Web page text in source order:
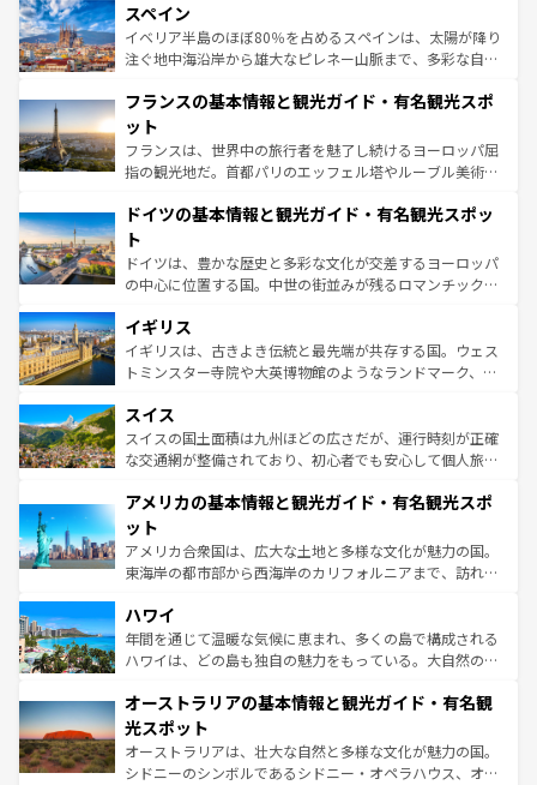
ろん、トスカーナの美しい田園風景やアマルフィ海岸の絶
景など、自然景観も見逃せない。観光の合間には、本場の
ピザやパスタなど、絶品のイタリア料理を堪能することも
ませてくれるイタリアで、忘れられない旅をしてみよう！
なお、新着のイタリア情報は
しい。
スペイン
イベリア半島のほぼ80％を占めるスペインは、太陽が降り
注ぐ地中海沿岸から雄大なピレネー山脈まで、多彩な自然
文化が根付くこの国では、情熱的なフラメンコ、熱気あふ
れる闘牛、そして美味しいタパスが生活の一部となってい
る。首都マドリードの洗練された雰囲気や、バルセロナの
アートに溢れた街角から、地方では古代ローマ遺跡や中世
せる。地方によって風土や気候が異なるスペインはその個
ンテンツ一覧 を参照してほしい。
フランスの基本情報と観光ガイド・有名観光スポ
ット
フランスは、世界中の旅行者を魅了し続けるヨーロッパ屈
指の観光地だ。首都パリのエッフェル塔やルーブル美術館
で、幅広い魅力が詰まっている。華麗な宮殿、歴史的な大
聖堂、美しいビーチ、そして豊かな自然が、訪れる者を心
から魅了する。また、フランスは美食の国としても知ら
れ、フランス料理はユネスコ無形文化遺産にも登録されて
香り高いラベンダー畑など、多彩な楽しみ方が可能だ。さ
らに、パリ以外の地域にも魅力が溢れており、どの街角に
も豊かな歴史と文化が息づいている。パリ以外の個性あふ
を参照してほしい。
ドイツの基本情報と観光ガイド・有名観光スポッ
ト
ドイツは、豊かな歴史と多彩な文化が交差するヨーロッパ
の中心に位置する国。中世の街並みが残るロマンチック街
顔を持つこの国は、どこを歩いても飽きることがない。ベ
ルリンの文化的活気、バイエルン州のアルプスの絶景、そ
してライン川沿いのワイン畑といった風景は必見。ビール
は、お酒好きな人にはぜひ体験してほしい。 なお、新着の
ドイツ情報はコンテンツ一覧を参照してほしい。
イギリス
イギリスは、古きよき伝統と最先端が共存する国。ウェス
トミンスター寺院や大英博物館のようなランドマーク、歴
リアごとに異なる魅力がある。また、優雅なアフタヌーン
ティー、ビール好きにはたまらない英国パブ、サッカー観
戦など、本場だからこそできる体験も豊富。イギリスを旅
ンツ一覧を参照してほしい。
スイス
スイスの国土面積は九州ほどの広さだが、運行時刻が正確
な交通網が整備されており、初心者でも安心して個人旅行
の建物がそのまま残る町や、スイスならではのユニークな
博物館もあり、アルプス観光だけでなく町歩きも満喫する
ことができる。国民の所得が高いため物価も高いが、旅行
者向けの交通パス提供のサービスもあり、うまく活用すれ
着のスイス情報は
アメリカの基本情報と観光ガイド・有名観光スポ
ット
アメリカ合衆国は、広大な土地と多様な文化が魅力の国。
東海岸の都市部から西海岸のカリフォルニアまで、訪れる
のような巨大都市は、観光、ショッピング、エンターテイ
ンメントが詰まった刺激的なスポットだ。一方、アメリカ
西部には大自然が広がり、グランドキャニオンやイエロー
部のニューオーリンズでは、音楽と美食が融合した独特の
文化が魅力。旅行者はアメリカの各地域で異なる魅力を楽
しみながら、その多様性と豊かな歴史を感じることができ
るだろう。車でのロードトリップや列車の旅も、アメリカ
ハワイ
年間を通じて温暖な気候に恵まれ、多くの島で構成される
ハワイは、どの島も独自の魅力をもっている。大自然の神
ワイ島は見逃せない。また、定番の観光地といえばオアフ
島だが、静かな自然を求めるならマウイ島やカウアイ島が
おすすめ。エメラルドグリーンに輝く海をはじめ、豊かな
文化や歴史が息づいている。「アロハスピリット」と呼ば
オーストラリアの基本情報と観光ガイド・有名観
光スポット
オーストラリアは、壮大な自然と多様な文化が魅力の国。
シドニーのシンボルであるシドニー・オペラハウス、オー